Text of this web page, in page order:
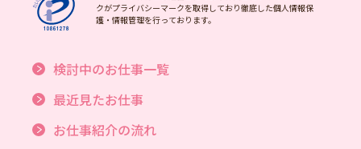
クがプライバシーマークを取得しており徹底した個人情報保
護・情報管理を行っております。
検討中のお仕事一覧
最近見たお仕事
お仕事紹介の流れ